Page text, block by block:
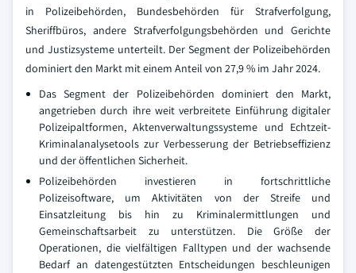
in Polizeibehörden, Bundesbehörden für Strafverfolgung,
Sheriffbüros, andere Strafverfolgungsbehörden und Gerichte
und Justizsysteme unterteilt. Der Segment der Polizeibehörden
dominiert den Markt mit einem Anteil von 27,9 % im Jahr 2024.
Das Segment der Polizeibehörden dominiert den Markt,
angetrieben durch ihre weit verbreitete Einführung digitaler
Polizeipaltformen, Aktenverwaltungssysteme und Echtzeit-
Kriminalanalysetools zur Verbesserung der Betriebseffizienz
und der öffentlichen Sicherheit.
Polizeibehörden investieren in fortschrittliche
Polizeisoftware, um Aktivitäten von der Streife und
Einsatzleitung bis hin zu Kriminalermittlungen und
Gemeinschaftsarbeit zu unterstützen. Die Größe der
Operationen, die vielfältigen Falltypen und der wachsende
Bedarf an datengestützten Entscheidungen beschleunigen